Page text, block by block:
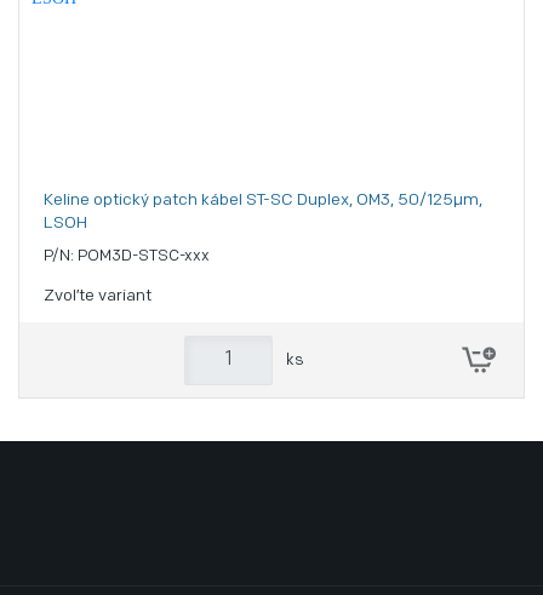
Keline optický patch kábel ST-SC Duplex, OM3, 50/125µm,
LSOH
P/N: POM3D-STSC-xxx
Zvoľte variant
ks